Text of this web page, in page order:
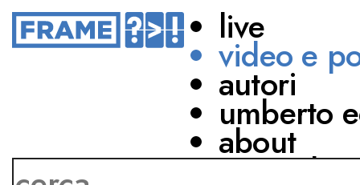
live
video e
autori
umberto
about
network
ASTRONOMIA
DALLA SARDEGNA
ALLA SCOPERTA DEL